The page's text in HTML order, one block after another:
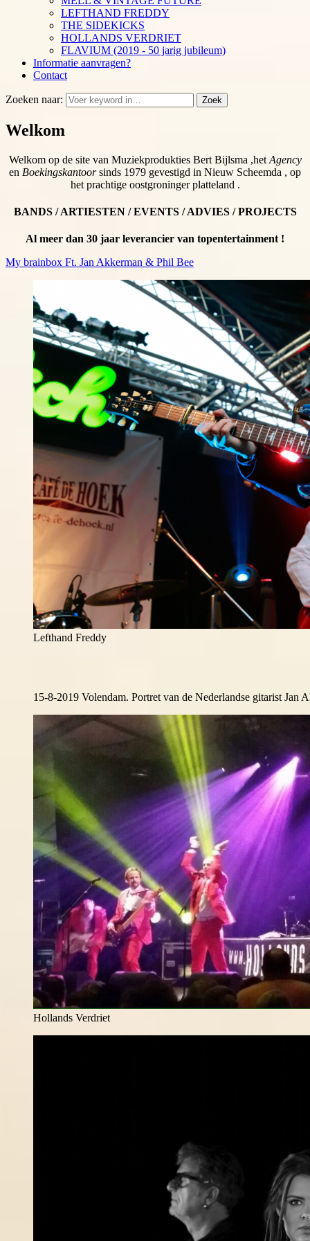
LEFTHAND FREDDY
THE SIDEKICKS
HOLLANDS VERDRIET
FLAVIUM (2019 - 50 jarig jubileum)
Informatie aanvragen?
Contact
Zoeken naar: Zoek
Welkom
Welkom op de site van Muziekprodukties Bert Bijlsma ,het Agency
en Boekingskantoorsinds 1979 gevestigd in Nieuw Scheemda , op
het prachtige oostgroninger platteland .
BANDS / ARTIESTEN / EVENTS / ADVIES / PROJECTS
Al meer dan 30 jaar leverancier van topentertainment !
My brainbox Ft. Jan Akkerman & Phil Bee
Lefthand Freddy
15-8-2019 Volendam. Portret van de Nederlandse gitarist Jan
Hollands Verdriet